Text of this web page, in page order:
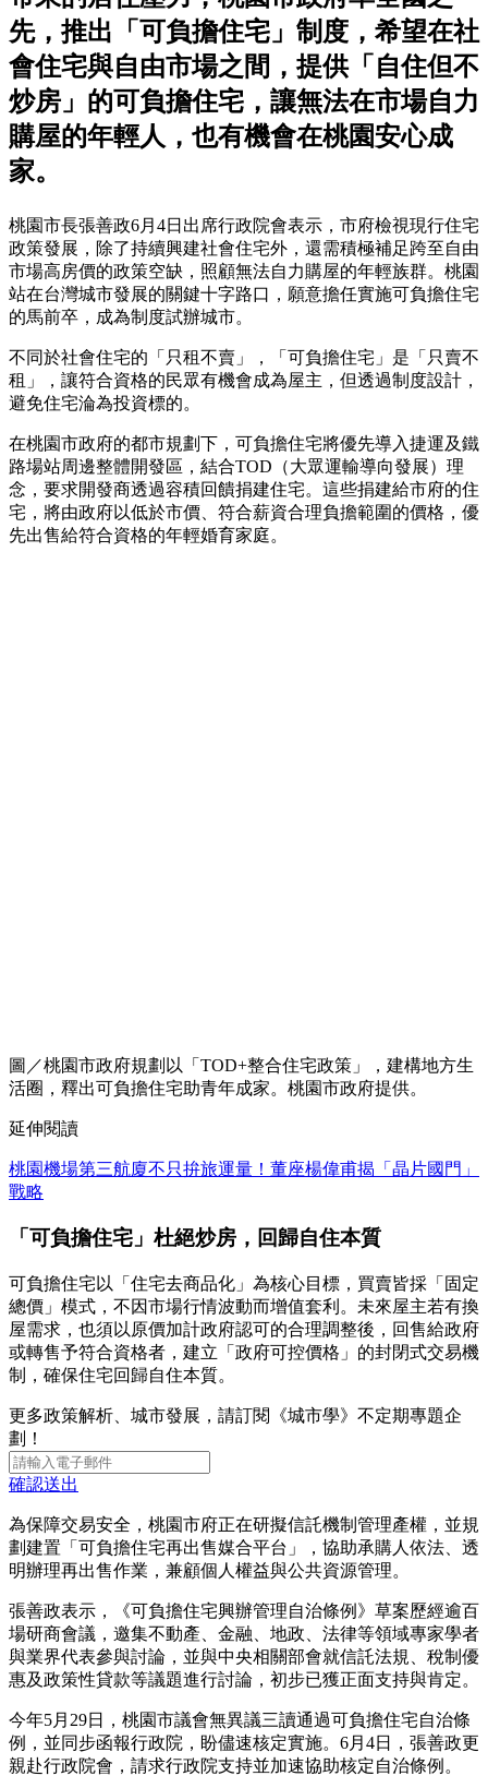
先，推出「可負擔住宅」制度，希望在社
會住宅與自由市場之間，提供「自住但不
炒房」的可負擔住宅，讓無法在市場自力
購屋的年輕人，也有機會在桃園安心成
家。
桃園市長張善政6月4日出席行政院會表示，市府檢視現行住宅
政策發展，除了持續興建社會住宅外，還需積極補足跨至自由
市場高房價的政策空缺，照顧無法自力購屋的年輕族群。桃園
站在台灣城市發展的關鍵十字路口，願意擔任實施可負擔住宅
的馬前卒，成為制度試辦城市。
不同於社會住宅的「只租不賣」，「可負擔住宅」是「只賣不
租」，讓符合資格的民眾有機會成為屋主，但透過制度設計，
避免住宅淪為投資標的。
在桃園市政府的都市規劃下，可負擔住宅將優先導入捷運及鐵
路場站周邊整體開發區，結合TOD（大眾運輸導向發展）理
念，要求開發商透過容積回饋捐建住宅。這些捐建給市府的住
宅，將由政府以低於市價、符合薪資合理負擔範圍的價格，優
先出售給符合資格的年輕婚育家庭。
圖／桃園市政府規劃以「TOD+整合住宅政策」，建構地方生
活圈，釋出可負擔住宅助青年成家。桃園市政府提供。
延伸閱讀
桃園機場第三航廈不只拚旅運量！董座楊偉甫揭「晶片國門」
戰略
「可負擔住宅」杜絕炒房，回歸自住本質
可負擔住宅以「住宅去商品化」為核心目標，買賣皆採「固定
總價」模式，不因市場行情波動而增值套利。未來屋主若有換
屋需求，也須以原價加計政府認可的合理調整後，回售給政府
或轉售予符合資格者，建立「政府可控價格」的封閉式交易機
制，確保住宅回歸自住本質。
更多政策解析、城市發展，請訂閱《城市學》不定期專題企
劃！
確認送出
為保障交易安全，桃園市府正在研擬信託機制管理產權，並規
劃建置「可負擔住宅再出售媒合平台」，協助承購人依法、透
明辦理再出售作業，兼顧個人權益與公共資源管理。
張善政表示，《可負擔住宅興辦管理自治條例》草案歷經逾百
場研商會議，邀集不動產、金融、地政、法律等領域專家學者
與業界代表參與討論，並與中央相關部會就信託法規、稅制優
惠及政策性貸款等議題進行討論，初步已獲正面支持與肯定。
今年5月29日，桃園市議會無異議三讀通過可負擔住宅自治條
例，並同步函報行政院，盼儘速核定實施。6月4日，張善政更
親赴行政院會，請求行政院支持並加速協助核定自治條例。